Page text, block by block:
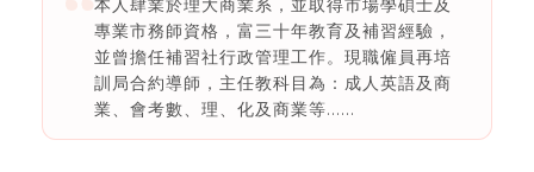
本人肆業於理大商業系，並取得市場學碩士及
專業市務師資格，富三十年教育及補習經驗，
並曾擔任補習社行政管理工作。現職僱員再培
訓局合約導師，主任教科目為：成人英語及商
業、會考數、理、化及商業等......